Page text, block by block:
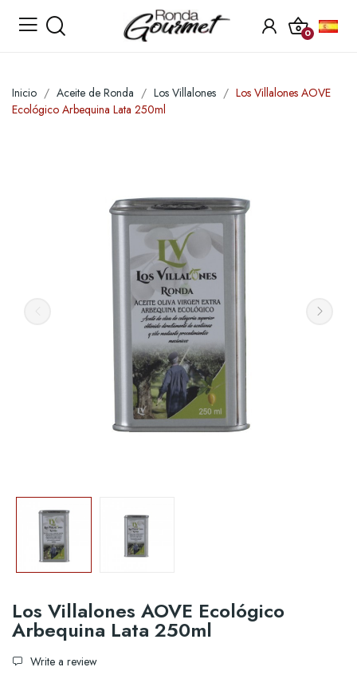
0
Inicio Aceite de Ronda Los Villalones
Los Villalones AOVE
Ecológico Arbequina Lata 250ml
Los Villalones AOVE Ecológico
Arbequina Lata 250ml
Write a review